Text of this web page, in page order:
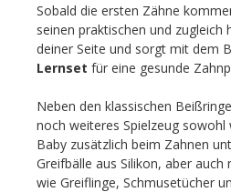
Sobald die ersten Zähne
seinen praktischen und zugleich
deiner Seite und sorgt mit dem
Lernset für eine gesunde
Neben den klassischen
noch weiteres Spielzeug sowohl
Baby zusätzlich beim Zahnen
Greifbälle aus Silikon, aber auch
wie Greiflinge, Schmusetücher